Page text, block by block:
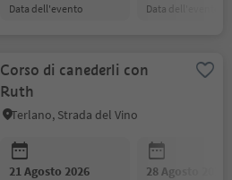
data dell'evento data dell'evento
Corso di canederli con
Ruth
Terlano, Strada del Vino
21 Agosto 2026 28 Agosto 2026